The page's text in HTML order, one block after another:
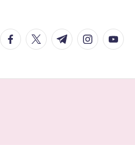
facebook.com
twitter.com
t.me